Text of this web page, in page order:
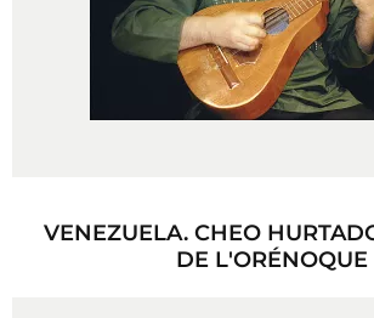
VENEZUELA. CHEO
DE L'ORÉNOQUE